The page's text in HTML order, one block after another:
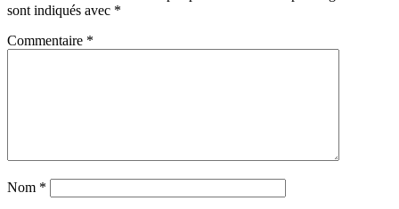
sont indiqués avec *
Commentaire *
Nom *